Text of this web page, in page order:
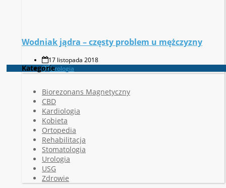
Wodniak jądra – częsty problem u mężczyzny
17 listopada 2018
Urologia
Kategorie
Biorezonans Magnetyczny
CBD
Kardiologia
Kobieta
Ortopedia
Rehabilitacja
Stomatologia
Urologia
USG
Zdrowie